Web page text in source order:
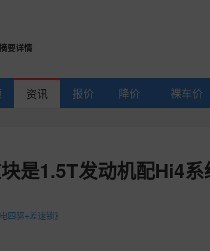
要详情
资讯 报价 降价 裸车价
是1.5T发动机配Hi4系
四驱+差速锁》